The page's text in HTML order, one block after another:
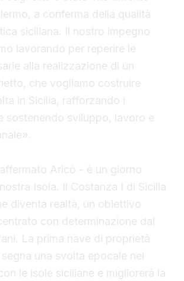
a conferma della qualità
siciliana. Il nostro impegno
lavorando per reperire le
alla realizzazione di un
che vogliamo costruire
in Sicilia, rafforzando i
sostenendo sviluppo, lavoro e
Aricò - è un giorno
Isola. Il Costanza I di Sicilia
diventa realtà, un obiettivo
con determinazione dal
La prima nave di proprietà
una svolta epocale nei
le isole siciliane e migliorerà la